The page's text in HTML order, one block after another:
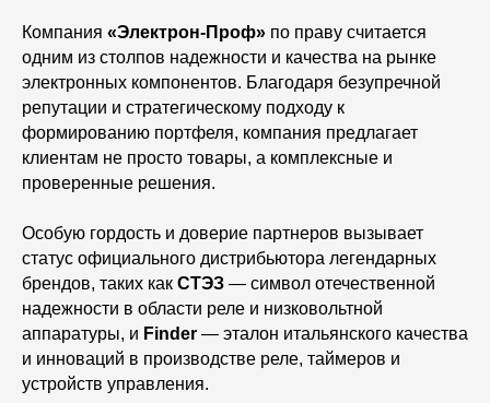
Компания «Электрон-Проф» по праву считается
одним из столпов надежности и качества на рынке
электронных компонентов. Благодаря безупречной
репутации и стратегическому подходу к
формированию портфеля, компания предлагает
клиентам не просто товары, а комплексные и
проверенные решения.
Особую гордость и доверие партнеров вызывает
статус официального дистрибьютора легендарных
брендов, таких как СТЭЗ — символ отечественной
надежности в области реле и низковольтной
аппаратуры, и Finder — эталон итальянского качества
и инноваций в производстве реле, таймеров и
устройств управления.